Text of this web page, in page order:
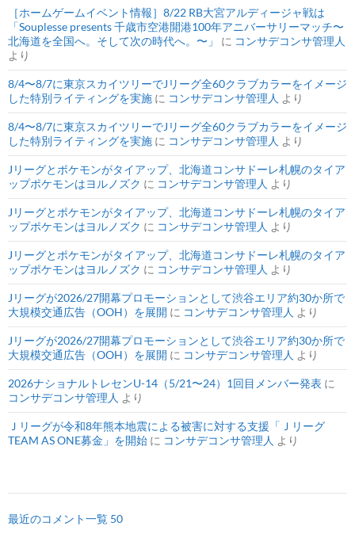
［ホームゲームイベント情報］8/22 RB大宮アルディージャ戦は
「Souplesse presents 千歳市空港開港100年アニバーサリーマッチ〜
北海道を全国へ。そして次の時代へ。〜」
に コンサデコンサ管理人
より
8/4〜8/7に東京スカイツリーでJリーグ全60クラブカラーをイメージ
した特別ライティングを実施 に コンサデコンサ管理人 より
8/4〜8/7に東京スカイツリーでJリーグ全60クラブカラーをイメージ
した特別ライティングを実施 に コンサデコンサ管理人 より
Jリーグとポケモンがタイアップ、北海道コンサドーレ札幌のタイア
ップポケモンはヨルノズク に コンサデコンサ管理人 より
Jリーグとポケモンがタイアップ、北海道コンサドーレ札幌のタイア
ップポケモンはヨルノズク に コンサデコンサ管理人 より
Jリーグとポケモンがタイアップ、北海道コンサドーレ札幌のタイア
ップポケモンはヨルノズク に コンサデコンサ管理人 より
Jリーグが2026/27開幕プロモーションとして渋谷エリア約30か所で
大規模交通広告（OOH）を展開 に コンサデコンサ管理人 より
Jリーグが2026/27開幕プロモーションとして渋谷エリア約30か所で
大規模交通広告（OOH）を展開 に コンサデコンサ管理人 より
2026ナショナルトレセンU-14（5/21〜24）1回目メンバー発表 に
コンサデコンサ管理人 より
Ｊリーグが令和8年熊本地震による被害に対する支援「Ｊリーグ
TEAM AS ONE募金」を開始 に コンサデコンサ管理人 より
最近のコメント一覧 50